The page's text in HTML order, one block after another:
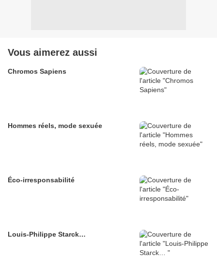
Vous aimerez aussi
Chromos Sapiens
Hommes réels, mode sexuée
Éco-irresponsabilité
Louis-Philippe Starck…